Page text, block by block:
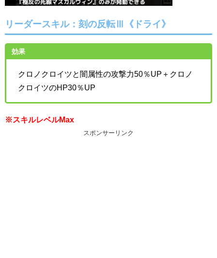
リーダースキル：刻の反転Ⅲ《ドライ》
効果
クロノクロイツと闇属性の攻撃力50％UP＋クロノ
クロイツのHP30％UP
※スキルレベルMax
スポンサーリンク